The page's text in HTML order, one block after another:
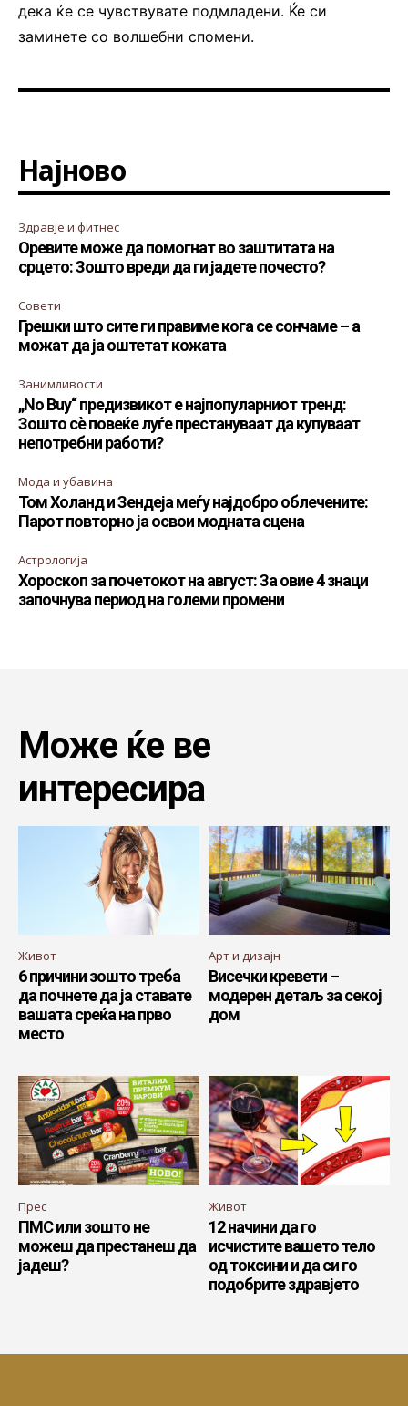
дека ќе се чувствувате подмладени. Ќе си
заминете со волшебни спомени.
Најново
Здравје и фитнес
Оревите може да помогнат во заштитата на
срцето: Зошто вреди да ги јадете почесто?
Совети
Грешки што сите ги правиме кога се сончаме – а
можат да ја оштетат кожата
Занимливости
„No Buy“ предизвикот е најпопуларниот тренд:
Зошто сè повеќе луѓе престануваат да купуваат
непотребни работи?
Мода и убавина
Том Холанд и Зендеја меѓу најдобро облечените:
Парот повторно ја освои модната сцена
Астрологија
Хороскоп за почетокот на август: За овие 4 знаци
започнува период на големи промени
Може ќе ве
интересира
Живот
6 причини зошто треба
да почнете да ја ставате
вашата среќа на прво
место
Арт и дизајн
Висечки кревети –
модерен детаљ за секој
дом
Прес
ПМС или зошто не
можеш да престанеш да
јадеш?
Живот
12 начини да го
исчистите вашето тело
од токсини и да си го
подобрите здравјето